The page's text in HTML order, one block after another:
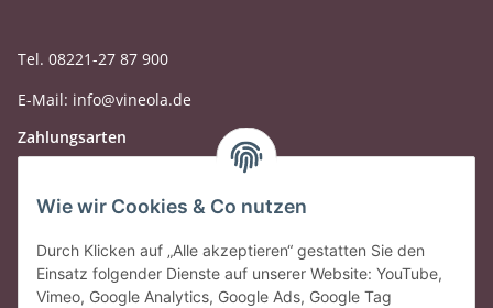
Tel. 08221-27 87 900
E-Mail: info@vineola.de
Zahlungsarten
Wie wir Cookies & Co nutzen
Durch Klicken auf „Alle akzeptieren“ gestatten Sie den
Einsatz folgender Dienste auf unserer Website: YouTube,
Vimeo, Google Analytics, Google Ads, Google Tag